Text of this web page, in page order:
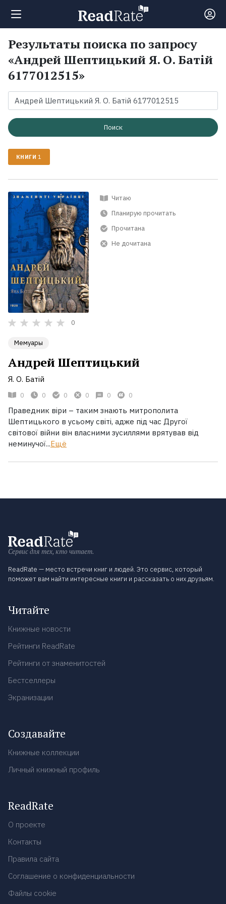
Поиск
Новости
Рейтинги
Экранизации
Коллекции
Результаты поиска по запросу
«Андрей Шептицький Я. О. Батій
6177012515»
Поиск
КНИГИ 1
Читаю
Планирую прочитать
Прочитана
Не дочитана
0
Мемуары
Андрей Шептицький
Я. О. Батій
0 0 0 0 0 0
Праведник віри – таким знають митрополита
Шептицького в усьому світі, адже під час Другої
світової війни він власними зусиллями врятував від
неминучої...Ещё
Сервис для тех, кто читает.
ReadRate — место встречи книг и людей. Это сервис, который
поможет вам найти интересные книги и рассказать о них друзьям.
Читайте
Книжные новости
Рейтинги ReadRate
Рейтинги от знаменитостей
Бестселлеры
Экранизации
Создавайте
Книжные коллекции
Личный книжный профиль
ReadRate
О проекте
Контакты
Правила сайта
Соглашение о конфиденциальности
Файлы cookie